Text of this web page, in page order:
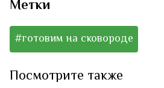
Метки
#готовим на сковороде
Посмотрите также